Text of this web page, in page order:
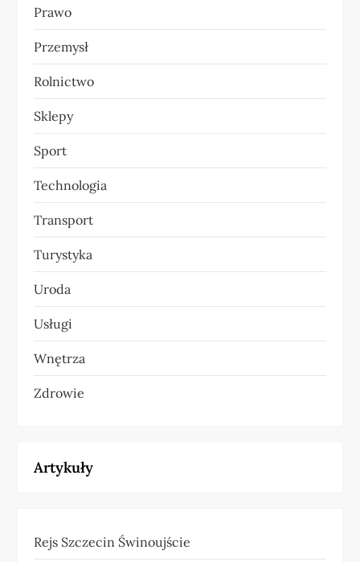
Prawo
Przemysł
Rolnictwo
Sklepy
Sport
Technologia
Transport
Turystyka
Uroda
Usługi
Wnętrza
Zdrowie
Artykuły
Rejs Szczecin Świnoujście